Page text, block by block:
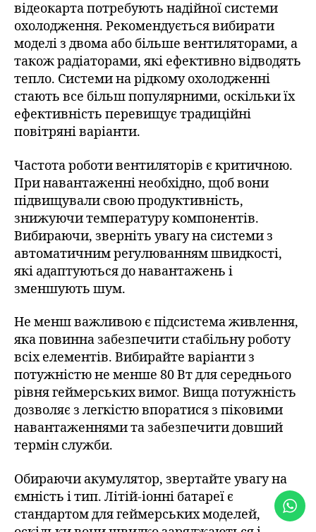
відеокарта потребують надійної системи
охолодження. Рекомендується вибирати
моделі з двома або більше вентиляторами, а
також радіаторами, які ефективно відводять
тепло. Системи на рідкому охолодженні
стають все більш популярними, оскільки їх
ефективність перевищує традиційні
повітряні варіанти.
Частота роботи вентиляторів є критичною.
При навантаженні необхідно, щоб вони
підвищували свою продуктивність,
знижуючи температуру компонентів.
Вибираючи, зверніть увагу на системи з
автоматичним регулюванням швидкості,
які адаптуються до навантажень і
зменшують шум.
Не менш важливою є підсистема живлення,
яка повинна забезпечити стабільну роботу
всіх елементів. Вибирайте варіанти з
потужністю не менше 80 Вт для середнього
рівня геймерських вимог. Вища потужність
дозволяє з легкістю впоратися з піковими
навантаженнями та забезпечити довший
термін служби.
Обираючи акумулятор, звертайте увагу на
ємність і тип. Літій-іонні батареї є
стандартом для геймерських моделей,